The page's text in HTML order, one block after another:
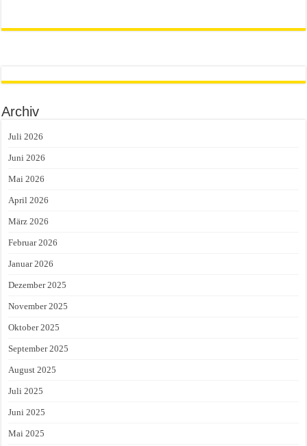
Archiv
Juli 2026
Juni 2026
Mai 2026
April 2026
März 2026
Februar 2026
Januar 2026
Dezember 2025
November 2025
Oktober 2025
September 2025
August 2025
Juli 2025
Juni 2025
Mai 2025